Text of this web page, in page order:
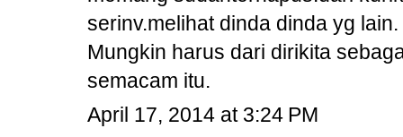
serinv.melihat dinda dinda yg lain.
Mungkin harus dari dirikita
semacam itu.
April 17, 2014 at 3:24 PM